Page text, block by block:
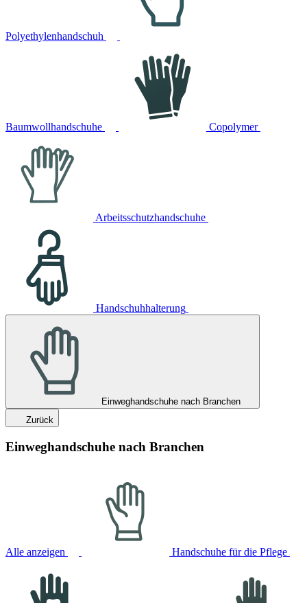
Polyethylenhandschuh
Baumwollhandschuhe Copolymer
Arbeitsschutzhandschuhe
Handschuhhalterung
Einweghandschuhe nach Branchen
Zurück
Einweghandschuhe nach Branchen
Alle anzeigen Handschuhe für die Pflege